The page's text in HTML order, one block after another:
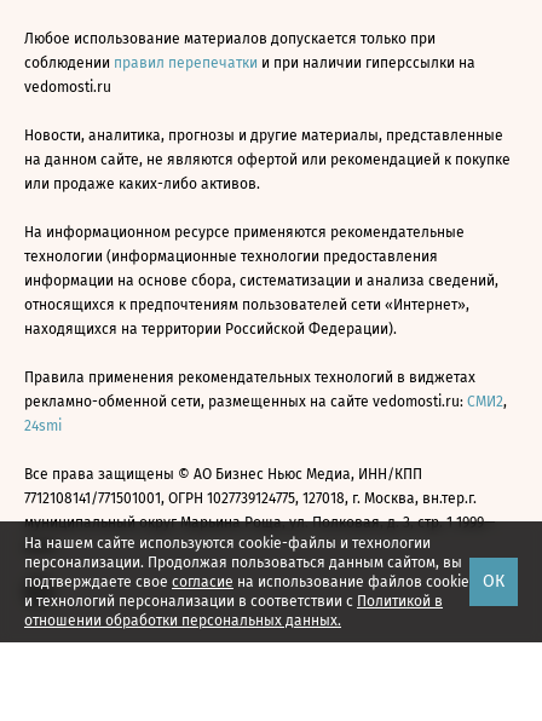
На нашем сайте используются cookie-файлы и технологии
персонализации. Продолжая пользоваться данным сайтом, вы
подтверждаете свое согласие на использование файлов cookie
и технологий персонализации в соответствии с Политикой в
отношении обработки персональных данных.
ОК
Любое использование материалов допускается только при
соблюдении правил перепечатки и при наличии гиперссылки на
vedomosti.ru
Новости, аналитика, прогнозы и другие материалы, представленные
на данном сайте, не являются офертой или рекомендацией к покупке
или продаже каких-либо активов.
На информационном ресурсе применяются рекомендательные
технологии (информационные технологии предоставления
информации на основе сбора, систематизации и анализа сведений,
относящихся к предпочтениям пользователей сети «Интернет»,
находящихся на территории Российской Федерации).
Правила применения рекомендательных технологий в виджетах
рекламно-обменной сети, размещенных на сайте vedomosti.ru: СМИ2,
24smi
Все права защищены © АО Бизнес Ньюс Медиа, ИНН/КПП
7712108141/771501001, ОГРН 1027739124775, 127018, г. Москва, вн.тер.г.
муниципальный округ Марьина Роща, ул. Полковая, д. 3, стр. 1 1999—
2026